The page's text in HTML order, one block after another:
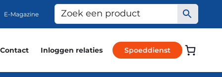
E-Magazine
Contact Inloggen relaties Spoeddienst